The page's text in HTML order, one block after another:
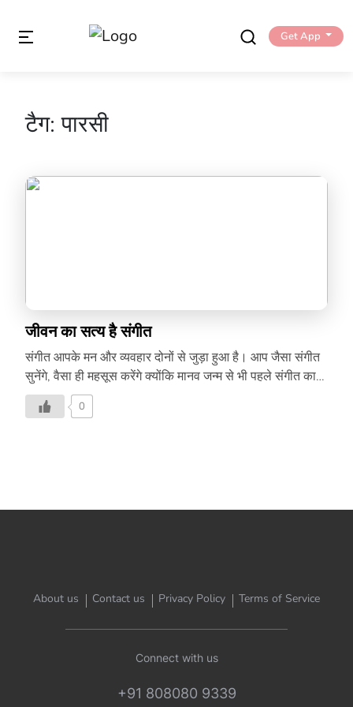
Get App
टैग:पारसी
जीवन का सत्य है संगीत
संगीत आपके मन और व्यवहार दोनों से जुड़ा हुआ है। आप जैसा संगीत
सुनेंगे, वैसा ही महसूस करेंगे क्योंकि मानव जन्म से भी पहले संगीत का
जन्म हो गया था। मान्यताओं के अनुसार जब ब्रह्मांड की उत्पति हुई थी,
संगीत का तभी जन्म हुआ था। साथ ही दुनिया की पहली ध्वनि
0
About us Contact us Privacy Policy Terms of Service
Connect with us
+91 808080 9339